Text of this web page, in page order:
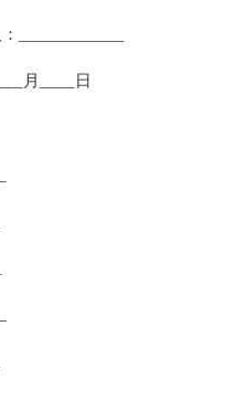
月____日